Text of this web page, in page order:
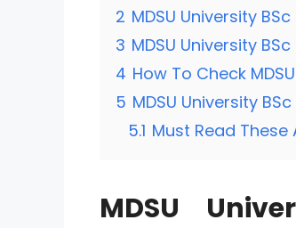
2 MDSU University
3 MDSU University
4 How To Check
5 MDSU University
5.1 Must Read These
MDSU